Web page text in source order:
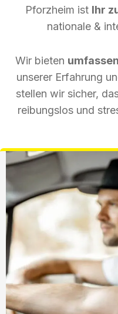
Pforzheim ist Ihr
nationale &
Wir bieten
unserer Erfahrung
stellen wir sicher,
reibungslos und